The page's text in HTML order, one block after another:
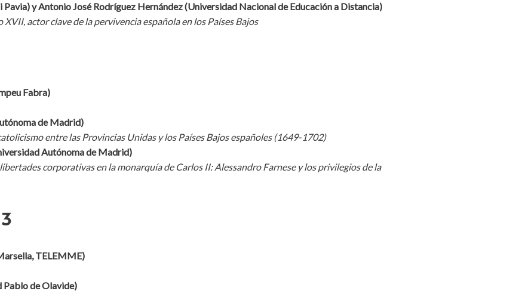
y Antonio José Rodríguez Hernández (Universidad Nacional de Educación a Distancia)
actor clave de la pervivencia española en los Países Bajos
Fabra)
de Madrid)
entre las Provincias Unidas y los Países Bajos españoles (1649-1702)
Autónoma de Madrid)
corporativas en la monarquía de Carlos II: Alessandro Farnese y los privilegios de la
TELEMME)
Pablo de Olavide)